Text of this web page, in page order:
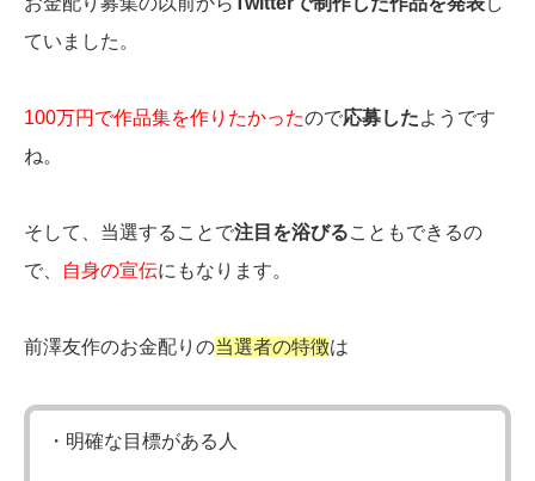
ていました。
100万円で作品集を作りたかったので応募したようです
ね。
そして、当選することで注目を浴びることもできるの
で、
自身の宣伝にもなります。
前澤友作のお金配りの当選者の特徴は
・明確な目標がある人